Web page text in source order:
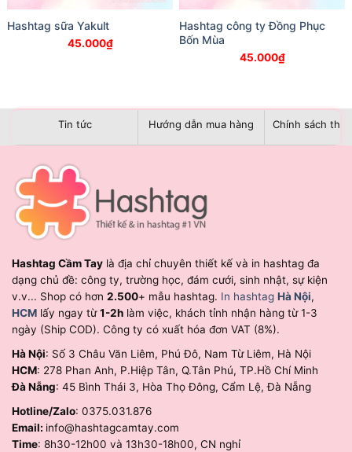
Hashtag sữa Yakult
45.000₫
Hashtag công ty Đồng Phục
Bốn Mùa
45.000₫
Tin tức Hướng dẫn mua hàng Chính sách
Hashtag Cầm Tay là địa chỉ chuyên thiết kế và in hashtag đa
dạng chủ đề: công ty, trường học, đám cưới, sinh nhật, sự kiện
v.v... Shop có hơn 2.500+ mẫu hashtag. In hashtag Hà Nội,
HCM lấy ngay từ1-2h làm việc, khách tỉnh nhận hàng từ 1-3
ngày (Ship COD). Công ty có xuất hóa đơn VAT (8%).
Hà Nội: Số 3 Châu Văn Liêm, Phú Đô, Nam Từ Liêm, Hà Nội
HCM: 278 Phan Anh, P.Hiệp Tân, Q.Tân Phú, TP.Hồ Chí Minh
Đà Nẵng: 45 Bình Thái 3, Hòa Thọ Đông, Cẩm Lệ, Đà Nẵng
Hotline/Zalo: 0375.031.876
Email: info@hashtagcamtay.com
Time: 8h30-12h00 và 13h30-18h00, CN nghỉ